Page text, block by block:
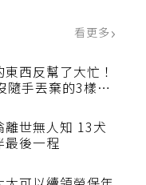
東西反幫了大忙！
隨手丟棄的3樣物
離世無人知 13犬
最後一程